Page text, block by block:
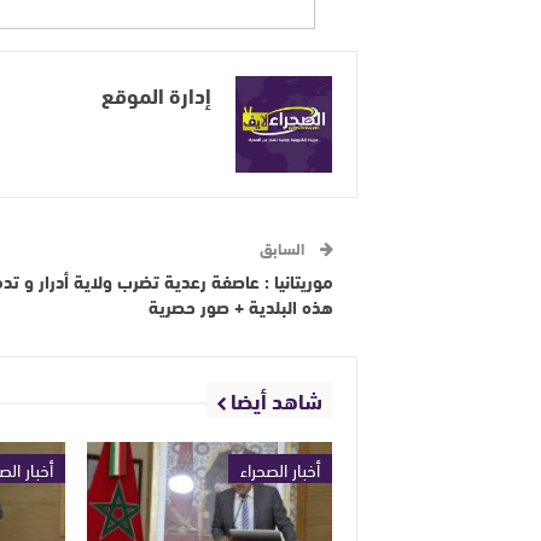
إدارة الموقع
السابق
موريتانيا : عاصفة رعدية تضرب ولاية أدرار و
هذه البلدية + صور حصرية
شاهد أيضا
أخبار الصحراء أخبار